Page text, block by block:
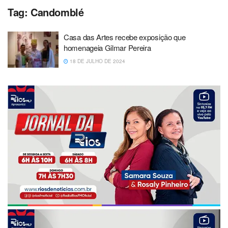
Tag: Candomblé
Casa das Artes recebe exposição que
homenageia Gilmar Pereira
18 DE JULHO DE 2024